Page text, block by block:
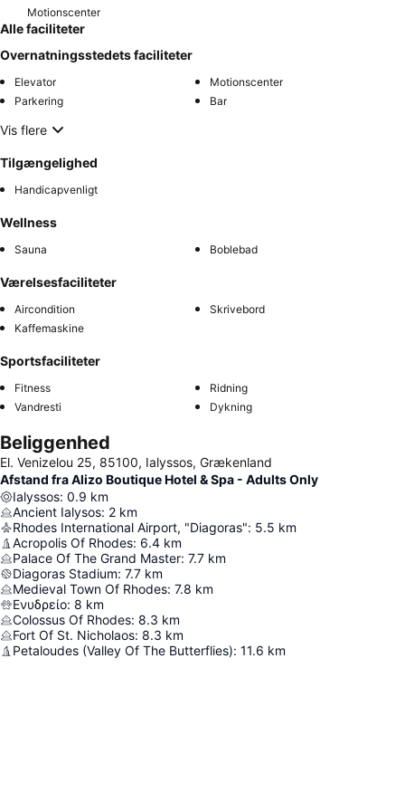
Motionscenter
Alle faciliteter
Overnatningsstedets faciliteter
Elevator
Motionscenter
Parkering
Bar
Vis flere
Tilgængelighed
Handicapvenligt
Wellness
Sauna Boblebad
Værelsesfaciliteter
Aircondition
Skrivebord
Kaffemaskine
Sportsfaciliteter
Fitness
Ridning
Vandresti
Dykning
Beliggenhed
El. Venizelou 25, 85100, Ialyssos, Grækenland
Afstand fra Alizo Boutique Hotel & Spa - Adults Only
Ialyssos: 0.9 km
Ancient Ialysos: 2 km
Rhodes International Airport, "Diagoras": 5.5 km
Acropolis Of Rhodes: 6.4 km
Palace Of The Grand Master: 7.7 km
Diagoras Stadium: 7.7 km
Medieval Town Of Rhodes: 7.8 km
Ενυδρείο: 8 km
Colossus Of Rhodes: 8.3 km
Fort Of St. Nicholaos: 8.3 km
Petaloudes (Valley Of The Butterflies): 11.6 km